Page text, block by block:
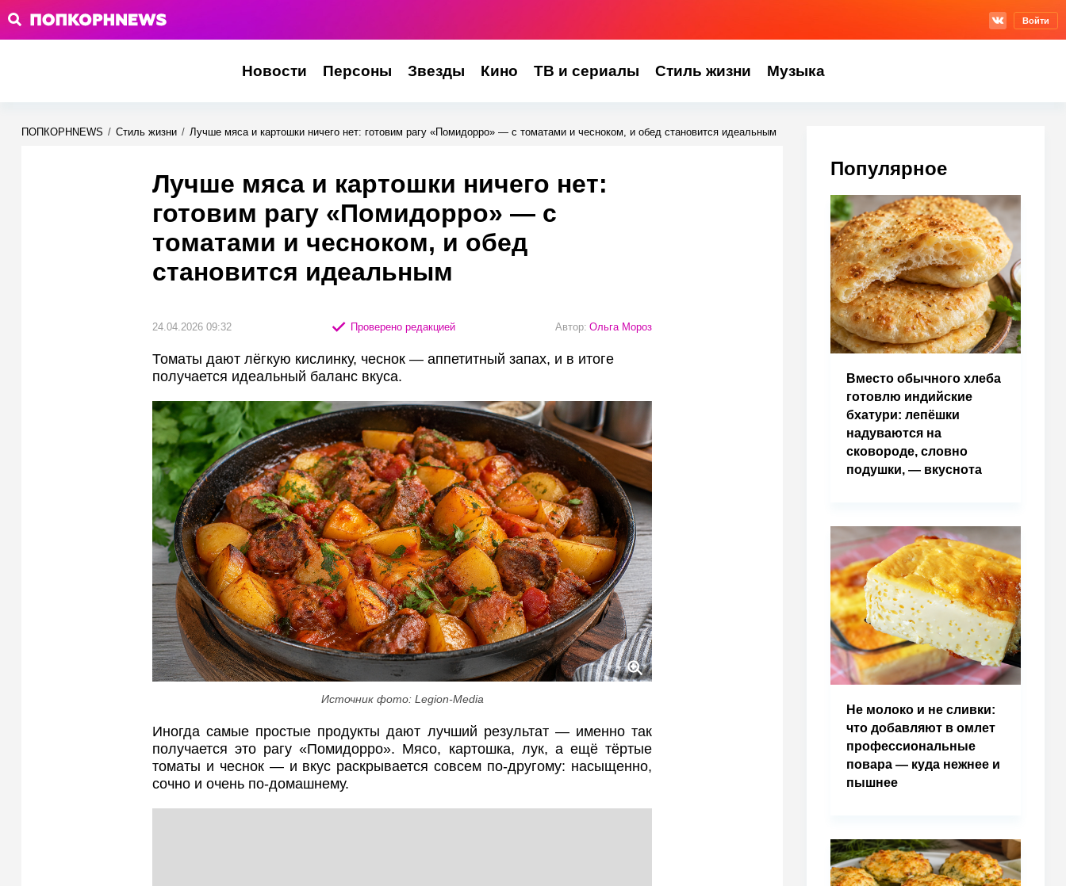
Войти
Новости Персоны Звезды Кино ТВ и сериалы Стиль жизни Музыка
ПОПКОРНNEWS / Стиль жизни / Лучше мяса и картошки ничего нет: готовим рагу «Помидорро» — с томатами и чесноком, и обед становится идеальным
Лучше мяса и картошки ничего нет:
готовим рагу «Помидорро» — с
томатами и чесноком, и обед
становится идеальным
24.04.2026 09:32 Проверено редакцией Автор: Ольга Мороз
Томаты дают лёгкую кислинку, чеснок — аппетитный запах, и в итоге
получается идеальный баланс вкуса.
Источник фото: Legion-Media
Иногда самые простые продукты дают лучший результат — именно так
получается это рагу «Помидорро». Мясо, картошка, лук, а ещё тёртые
томаты и чеснок — и вкус раскрывается совсем по-другому: насыщенно,
сочно и очень по-домашнему.
Популярное
Вместо обычного хлеба
готовлю индийские
бхатури: лепёшки
надуваются на
сковороде, словно
подушки, — вкуснота
Не молоко и не сливки:
что добавляют в омлет
профессиональные
повара — куда нежнее и
пышнее